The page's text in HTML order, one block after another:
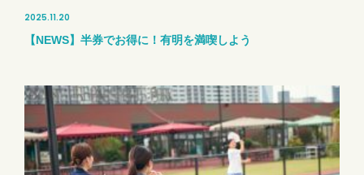
2025.11.20
【NEWS】半券でお得に！有明を満喫しよう